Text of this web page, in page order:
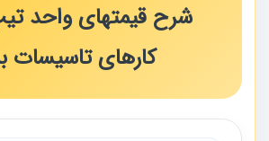
شرح قیمتهای واحد
کارهای تاسیسات